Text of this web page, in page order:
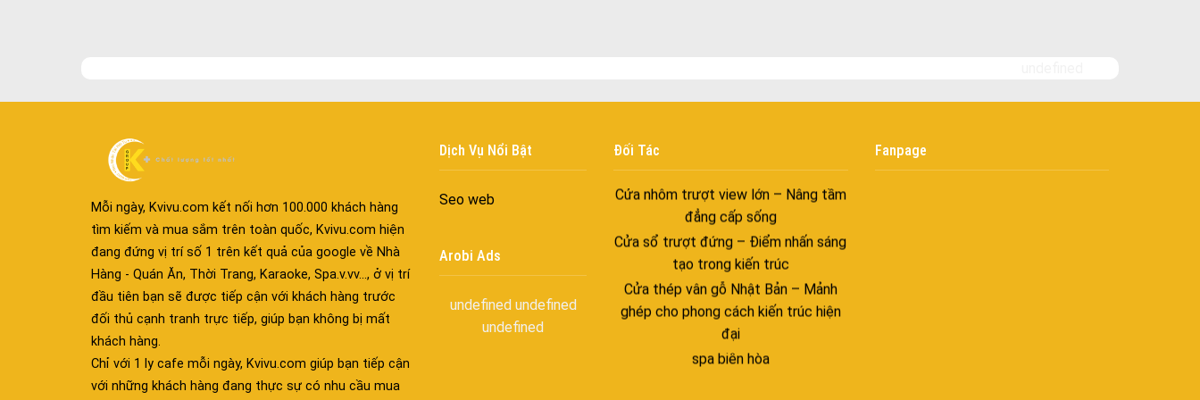
Mỗi ngày, Kvivu.com kết nối hơn 100.000 khách hàng
tìm kiếm và mua sắm trên toàn quốc, Kvivu.com hiện
đang đứng vị trí số 1 trên kết quả của google về Nhà
Hàng - Quán Ăn, Thời Trang, Karaoke, Spa.v.vv..., ở vị trí
đầu tiên bạn sẽ được tiếp cận với khách hàng trước
đối thủ cạnh tranh trực tiếp, giúp bạn không bị mất
khách hàng.
Chỉ với 1 ly cafe mỗi ngày, Kvivu.com giúp bạn tiếp cận
với những khách hàng đang thực sự có nhu cầu mua
Dịch Vụ Nổi Bật
Seo web
Arobi Ads
undefined undefined
undefined
Đối Tác
đẳng cấp sống
Cửa sổ trượt đứng – Điểm nhấn sáng
tạo trong kiến trúc
Cửa thép vân gỗ Nhật Bản – Mảnh
ghép cho phong cách kiến trúc hiện
đại
spa biên hòa
Spa chăm sóc da mặt tại biên hòa
Fanpage